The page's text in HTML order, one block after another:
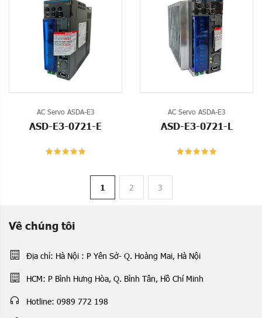
AC Servo ASDA-E3
ASD-E3-0721-E
AC Servo ASDA-E3
ASD-E3-0721-L
1 2 3
Về chúng tôi
Địa chỉ: Hà Nội : P Yên Sở- Q. Hoàng Mai, Hà Nội
HCM: P Bình Hưng Hòa, Q. Bình Tân, Hồ Chí Minh
Hotline: 0989 772 198